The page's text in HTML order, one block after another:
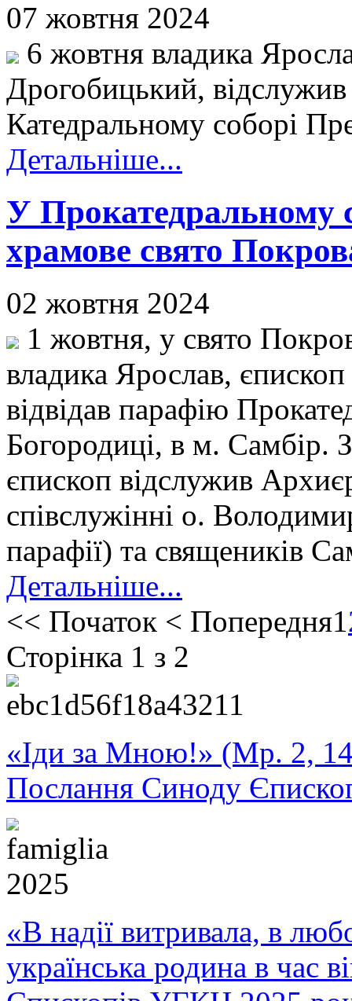
07 жовтня 2024
6 жовтня владика
Дрогобицький,
Катедральному соборі
Детальніше...
У Прокатедральному
храмове свято
02 жовтня 2024
1 жовтня, у свято
владика Ярослав,
відвідав парафію
Богородиці, в м. Самбір.
єпископ відслужив
співслужінні о.
парафії) та священиків
Детальніше...
<< Початок < Попередня1
Сторінка 1 з 2
«Іди за Мною!» (Мр. 2,
Послання Синоду
«В надії витривала, в
українська родина в час